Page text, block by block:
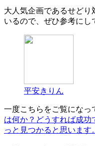
大人気企画であるせどり
いるので、ぜひ参考にし
平安きりん
一度こちらをご覧にな
は何か？どうすれば成功
っと見つかると思います。